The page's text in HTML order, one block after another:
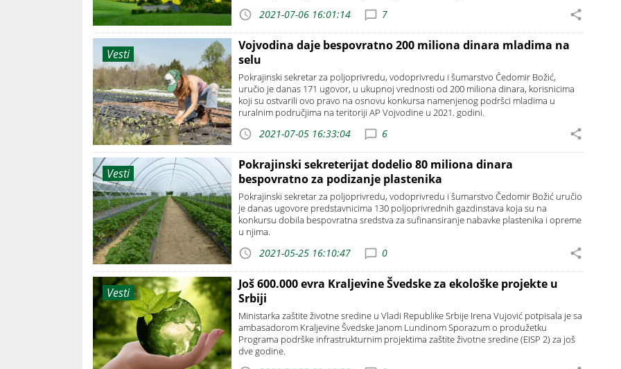
2021-07-06 16:01:14 7
Vesti
Vojvodina daje bespovratno 200 miliona dinara mladima na
selu
Pokrajinski sekretar za poljoprivredu, vodoprivredu i šumarstvo Čedomir Božić,
uručio je danas 171 ugovor, u ukupnoj vrednosti od 200 miliona dinara, korisnicima
koji su ostvarili ovo pravo na osnovu konkursa namenjenog podršci mladima u
ruralnim područjima na teritoriji AP Vojvodine u 2021. godini.
2021-07-05 16:33:04 6
Vesti
Pokrajinski sekreterijat dodelio 80 miliona dinara
bespovratno za podizanje plastenika
Pokrajinski sekretar za poljoprivredu, vodoprivredu i šumarstvo Čedomir Božić uručio
je danas ugovore predstavnicima 130 poljoprivrednih gazdinstava koja su na
konkursu dobila bespovratna sredstva za sufinansiranje nabavke plastenika i opreme
u njima.
2021-05-25 16:10:47 0
Vesti
Još 600.000 evra Kraljevine Švedske za ekološke projekte u
Srbiji
Ministarka zaštite životne sredine u Vladi Republike Srbije Irena Vujović potpisala je sa
ambasadorom Kraljevine Švedske Janom Lundinom Sporazum o produžetku
Programa podrške infrastrukturnim projektima zaštite životne sredine (EISP 2) za još
dve godine.